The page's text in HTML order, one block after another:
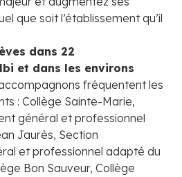
que soit l’établissement qu’il
dans 22
et dans les environs
fréquentent les
: Collège Sainte-Marie,
général et professionnel
Jaurès, Section
et professionnel adapté du
Bon Sauveur, Collège